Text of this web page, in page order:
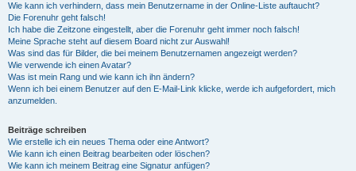
Wie kann ich verhindern, dass mein Benutzername in der Online-Liste auftaucht?
Die Forenuhr geht falsch!
Ich habe die Zeitzone eingestellt, aber die Forenuhr geht immer noch falsch!
Meine Sprache steht auf diesem Board nicht zur Auswahl!
Was sind das für Bilder, die bei meinem Benutzernamen angezeigt werden?
Wie verwende ich einen Avatar?
Was ist mein Rang und wie kann ich ihn ändern?
Wenn ich bei einem Benutzer auf den E-Mail-Link klicke, werde ich aufgefordert, mich
anzumelden.
Beiträge schreiben
Wie erstelle ich ein neues Thema oder eine Antwort?
Wie kann ich einen Beitrag bearbeiten oder löschen?
Wie kann ich meinem Beitrag eine Signatur anfügen?